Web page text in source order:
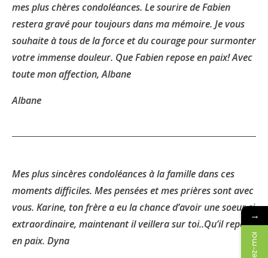
mes plus chères condoléances. Le sourire de Fabien
restera gravé pour toujours dans ma mémoire. Je vous
souhaite à tous de la force et du courage pour surmonter
votre immense douleur. Que Fabien repose en paix! Avec
toute mon affection, Albane
Albane
Mes plus sincères condoléances à la famille dans ces
moments difficiles. Mes pensées et mes prières sont avec
vous. Karine, ton frère a eu la chance d’avoir une soeur si
extraordinaire, maintenant il veillera sur toi..Qu’il repose
en paix. Dyna
→